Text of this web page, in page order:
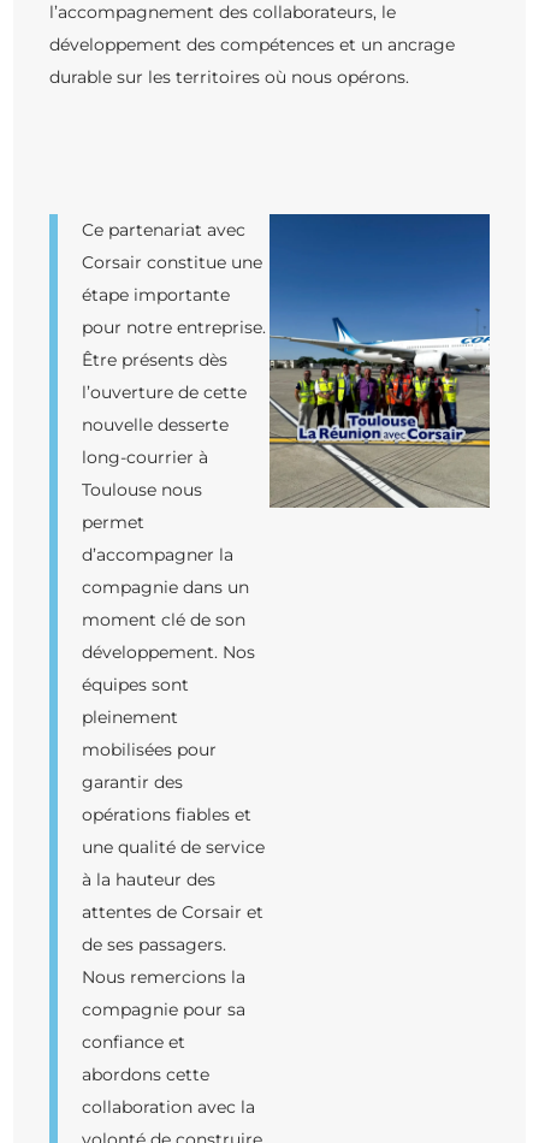
l’accompagnement des collaborateurs, le
développement des compétences et un ancrage
durable sur les territoires où nous opérons.
Ce partenariat avec
Corsair constitue une
étape importante
pour notre entreprise.
Être présents dès
l’ouverture de cette
nouvelle desserte
long-courrier à
Toulouse nous
permet
d’accompagner la
compagnie dans un
moment clé de son
développement. Nos
équipes sont
pleinement
mobilisées pour
garantir des
opérations fiables et
une qualité de service
à la hauteur des
attentes de Corsair et
de ses passagers.
Nous remercions la
compagnie pour sa
confiance et
abordons cette
collaboration avec la